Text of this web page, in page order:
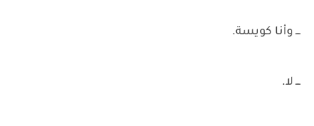
ـــ وأنا كويسة.
ـــ لا.